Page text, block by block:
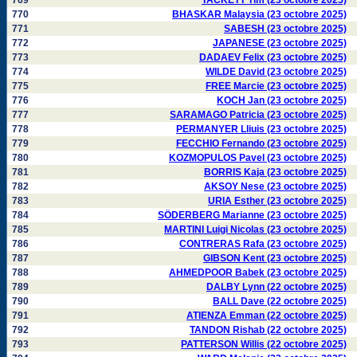
770
BHASKAR Malaysia (23 octobre 2025)
771
SABESH (23 octobre 2025)
772
JAPANESE (23 octobre 2025)
773
DADAEV Felix (23 octobre 2025)
774
WILDE David (23 octobre 2025)
775
FREE Marcie (23 octobre 2025)
776
KOCH Jan (23 octobre 2025)
777
SARAMAGO Patricia (23 octobre 2025)
778
PERMANYER Lliuis (23 octobre 2025)
779
FECCHIO Fernando (23 octobre 2025)
780
KOZMOPULOS Pavel (23 octobre 2025)
781
BORRIS Kaja (23 octobre 2025)
782
AKSOY Nese (23 octobre 2025)
783
URIA Esther (23 octobre 2025)
784
SÖDERBERG Marianne (23 octobre 2025)
785
MARTINI Luigi Nicolas (23 octobre 2025)
786
CONTRERAS Rafa (23 octobre 2025)
787
GIBSON Kent (23 octobre 2025)
788
AHMEDPOOR Babek (23 octobre 2025)
789
DALBY Lynn (22 octobre 2025)
790
BALL Dave (22 octobre 2025)
791
ATIENZA Emman (22 octobre 2025)
792
TANDON Rishab (22 octobre 2025)
793
PATTERSON Willis (22 octobre 2025)